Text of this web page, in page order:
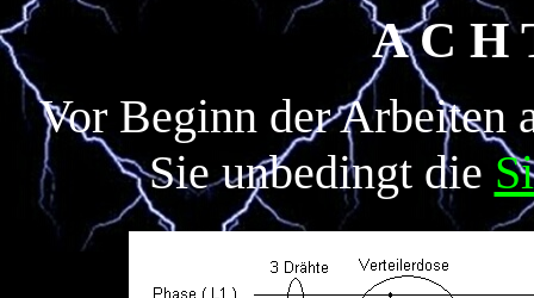
A C H
Vor Beginn der Arbeiten
Sie unbedingt die